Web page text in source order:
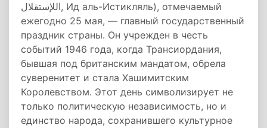
اللإستقلال, Ид аль-Истикляль), отмечаемый
ежегодно 25 мая, — главный государственный
праздник страны. Он учрежден в честь
событий 1946 года, когда Трансиордания,
бывшая под британским мандатом, обрела
суверенитет и стала Хашимитским
Королевством. Этот день символизирует не
только политическую независимость, но и
единство народа, сохранившего культурное